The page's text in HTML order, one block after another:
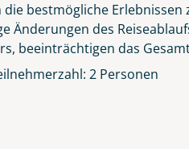
die bestmögliche
Änderungen des
beeinträchtigen das
2 Personen